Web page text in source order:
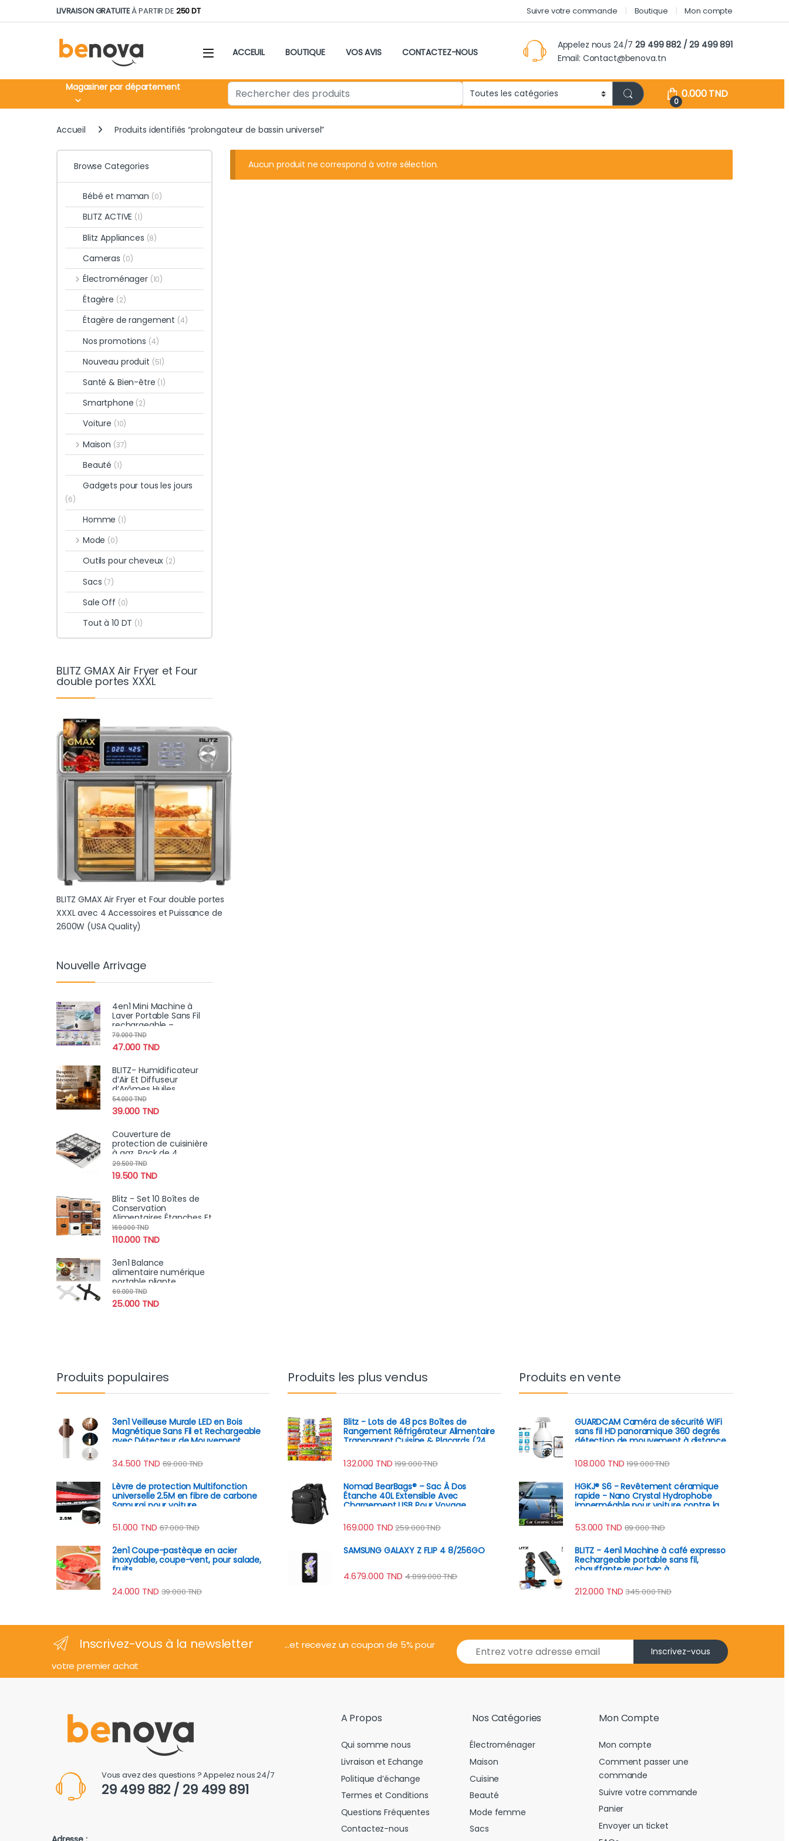
Skip to navigation
Skip to contentLIVRAISON GRATUITEÀ PARTIR DE 250 DT Suivre votre commande Boutique Mon compte
ACCEUIL BOUTIQUE VOS AVIS CONTACTEZ-NOUS
Appelez nous 24/729 499 882 / 29 499 891
Email: Contact@benova.tn
Magasiner par département Search for:
0
0.000TND
Accueil Produits identifiés “prolongateur de bassin universel”
Aucun produit ne correspond à votre sélection.
Browse Categories
Bébé et maman (0)
BLITZ ACTIVE (1)
Blitz Appliances (8)
Cameras (0)
Électroménager (10)
Étagère (2)
Étagère de rangement (4)
Nos promotions (4)
Nouveau produit (51)
Santé & Bien-être (1)
Smartphone (2)
Voiture (10)
Maison (37)
Beauté (1)
Gadgets pour tous les jours
(6)
Homme (1)
Mode (0)
Outils pour cheveux (2)
Sacs (7)
Sale Off (0)
Tout à 10 DT (1)
BLITZ GMAX Air Fryer et Four
double portes XXXL
BLITZ GMAX Air Fryer et Four double portes
XXXL avec 4 Accessoires et Puissance de
2600W (USA Quality)
Nouvelle Arrivage
4en1 Mini Machine à
Laver Portable Sans Fil
rechargeable –
Compacte et
Performante
47.000 TND
79.000TND
BLITZ- Humidificateur
d’Air Et Diffuseur
d’Arômes Huiles
Essentielles 500 ml
Rechargeable &
Portable
39.000 TND
54.000TND
Couverture de
protection de cuisinière
à gaz, Pack de 4
19.500 TND
29.500TND
Blitz - Set 10 Boîtes de
Conservation
Alimentaires Étanches Et
Sans BPA Pour Cuisine &
Placards
110.000 TND
169.000TND
3en1 Balance
alimentaire numérique
portable pliante
compacte, très précise
avec écran LCD 5Kg
25.000 TND
69.000TND
Produits populaires
3en1 Veilleuse Murale LED en Bois
Magnétique Sans Fil et Rechargeable
avec Détecteur de Mouvement
34.500 TND 69.000TND
Lèvre de protection Multifonction
universelle 2.5M en fibre de carbone
Samurai pour voiture
51.000 TND 67.000TND
2en1 Coupe-pastèque en acier
inoxydable, coupe-vent, pour salade,
fruits
24.000 TND 39.000TND
Produits les plus vendus
Blitz - Lots de 48 pcs Boîtes de
Rangement Réfrigérateur Alimentaire
Transparent Cuisine & Placards (24
132.000 TND 199.000TND
Nomad BearBags® – Sac À Dos
Étanche 40L Extensible Avec
Chargement USB Pour Voyage
169.000 TND 259.000TND
SAMSUNG GALAXY Z FLIP 4 8/256GO
4.679.000 TND 4.899.000TND
Produits en vente
GUARDCAM Caméra de sécurité WiFi
sans fil HD panoramique 360 degrés
détection de mouvement à distance
108.000 TND 199.000TND
HGKJ® S6 - Revêtement céramique
rapide - Nano Crystal Hydrophobe
imperméable pour voiture contre la
53.000 TND 89.000TND
BLITZ - 4en1 Machine à café expresso
Rechargeable portable sans fil,
chauffante avec bac à
automatique, batterie 8h
212.000 TND 345.000TND
Inscrivez-vous à la newsletter
...et recevez un coupon de 5% pour
votre premier achat
E
m
i
Inscrivez-vous
Vous avez des questions ? Appelez nous 24/7
29 499 882 / 29 499 891
A Propos
Qui somme nous
Livraison et Echange
Politique d’échange
Termes et Conditions
Questions Fréquentes
Contactez-nous
Nos Catégories
Électroménager
Maison
Cuisine
Beauté
Mode femme
Sacs
Mon Compte
Mon compte
Comment passer une
commande
Suivre votre commande
Panier
Envoyer un ticket